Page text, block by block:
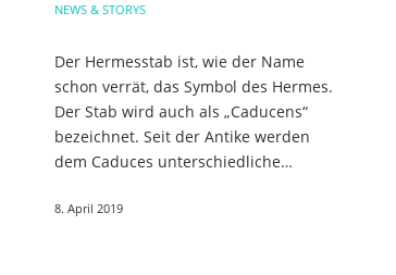
NEWS & STORYS
Der Hermesstab ist, wie der Name
schon verrät, das Symbol des Hermes.
Der Stab wird auch als „Caducens“
bezeichnet. Seit der Antike werden
dem Caduces unterschiedliche
noch als magischer Zauberstab
8. April 2019